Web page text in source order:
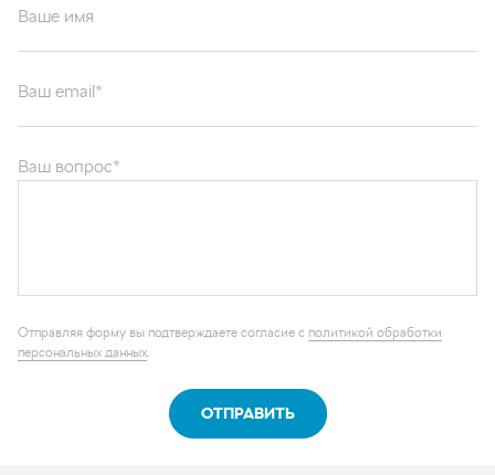
Ваше имя
персональных данных
Каталог запчастей